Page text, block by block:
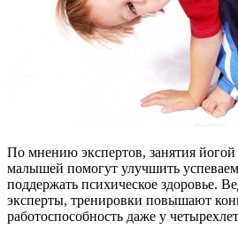
По мнению экспертов, занятия
малышей помогут улучшить
поддержать психическое здоровье.
эксперты, тренировки повышают
работоспособность даже у